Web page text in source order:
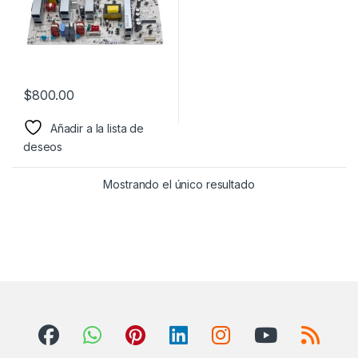
$800.00
Añadir a la lista de
deseos
Mostrando el único resultado